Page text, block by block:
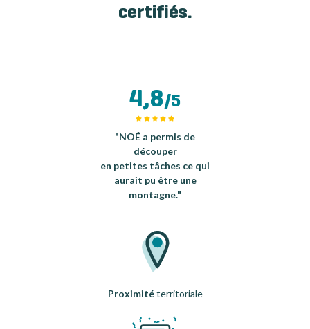
certifiés.
4,8/5
"NOÉ a permis de
découper
en petites tâches ce qui
aurait pu être une
montagne."
Proximitéterritoriale